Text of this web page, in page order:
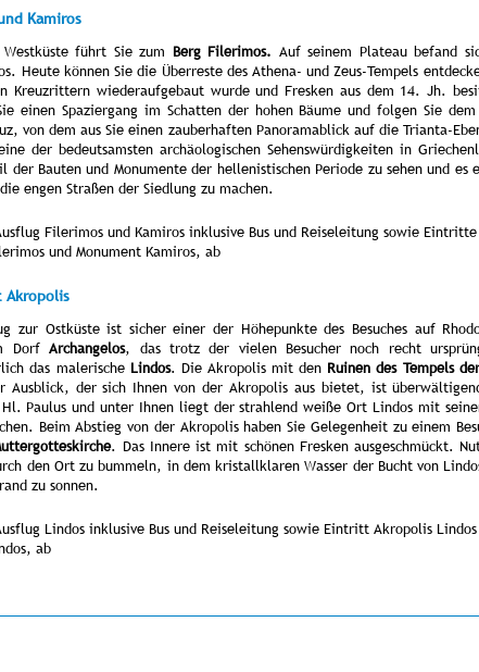
Kamiros
führt Sie zum Berg Filerimos. Auf seinem Plateau befand
Heute können Sie die Überreste des Athena- und Zeus-Tempels
Kreuzrittern wiederaufgebaut wurde und Fresken aus dem 14. Jh.
einen Spaziergang im Schatten der hohen Bäume und folgen Sie
von dem aus Sie einen zauberhaften Panoramablick auf die Trianta-
der bedeutsamsten archäologischen Sehenswürdigkeiten in
der Bauten und Monumente der hellenistischen Periode zu sehen und
engen Straßen der Siedlung zu machen.
Filerimos und Kamiros inklusive Bus und Reiseleitung sowie Eintritte
und Monument Kamiros, ab
Akropolis
zur Ostküste ist sicher einer der Höhepunkte des Besuches auf
DorfArchangelos, das trotz der vielen Besucher noch recht
das malerische Lindos. Die Akropolis mit den Ruinen des Tempels
Ausblick, der sich Ihnen von der Akropolis aus bietet, ist
Paulus und unter Ihnen liegt der strahlend weiße Ort Lindos mit
Beim Abstieg von der Akropolis haben Sie Gelegenheit zu einem
. Das Innere ist mit schönen Fresken ausgeschmückt.
den Ort zu bummeln, in dem kristallklaren Wasser der Bucht von
zu sonnen.
Lindos inklusive Bus und Reiseleitung sowie Eintritt Akropolis
ab